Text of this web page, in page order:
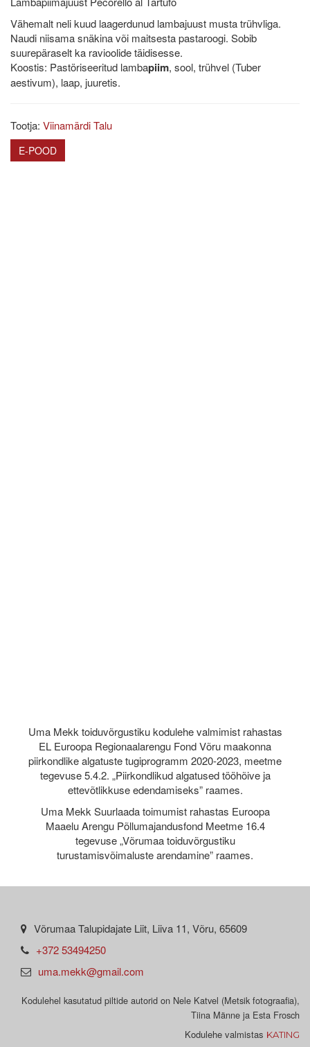
Vähemalt neli kuud laagerdunud lambajuust musta trühvliga.
Naudi niisama snäkina või maitsesta pastaroogi. Sobib
suurepäraselt ka ravioolide täidisesse.
Koostis: Pastöriseeritud lambapiim, sool, trühvel (Tuber
aestivum), laap, juuretis.
Tootja: Viinamärdi Talu
E-POOD
Uma Mekk toiduvõrgustiku kodulehe valmimist rahastas
EL Euroopa Regionaalarengu Fond Võru maakonna
piirkondlike algatuste tugiprogramm 2020-2023, meetme
tegevuse 5.4.2. „Piirkondlikud algatused tööhõive ja
ettevõtlikkuse edendamiseks” raames.
Uma Mekk Suurlaada toimumist rahastas Euroopa
Maaelu Arengu Põllumajandusfond Meetme 16.4
tegevuse „Võrumaa toiduvõrgustiku
turustamisvõimaluste arendamine” raames.
Võrumaa Talupidajate Liit, Liiva 11, Võru, 65609
+372 53494250
uma.mekk@gmail.com
Kodulehel kasutatud piltide autorid on Nele Katvel (Metsik fotograafia),
Tiina Männe ja Esta Frosch
Kodulehe valmistas KATING